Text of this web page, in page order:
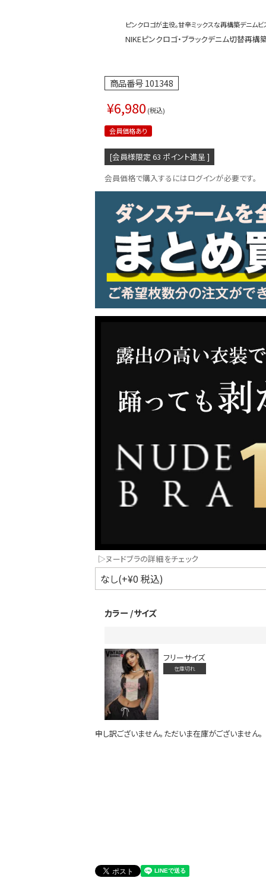
同一商品まとめ買いキャンペーン
インスタ写真投稿キャンペーン！
ピンクロゴが主役。甘辛ミックスな再構築デニムビ
NIKEピンクロゴ・ブラックデニム切替再構
商品番号101348
¥6,980 税込
会員価格あり
[会員様限定 63 ポイント進呈 ]
会員価格で購入するにはログインが必要です。
▷ヌードブラの詳細をチェック
カラー サイズ
フリーサイズ
在庫切れ
申し訳ございません。ただいま在庫がございません。